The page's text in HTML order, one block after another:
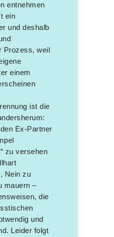
entnehmen
ein
und deshalb
Prozess, weil
einem
ist die
Ex-Partner
zu versehen
Nein zu
mauern –
die
und
Leider folgt